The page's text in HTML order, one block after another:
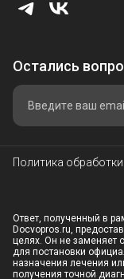
Остались
Политика
Ответ, полученный в
Docvopros.ru,
целях. Он не заменяет
для постановки
назначения лечения
получения точной